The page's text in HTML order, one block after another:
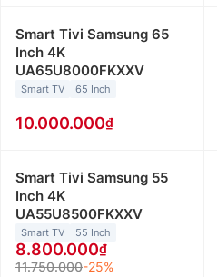
Smart Tivi Samsung 65
Inch 4K
UA65U8000FKXXV
Smart TV 65 Inch
10.000.000
Smart Tivi Samsung 55
Inch 4K
UA55U8500FKXXV
Smart TV 55 Inch
8.800.000
11.750.000-25%